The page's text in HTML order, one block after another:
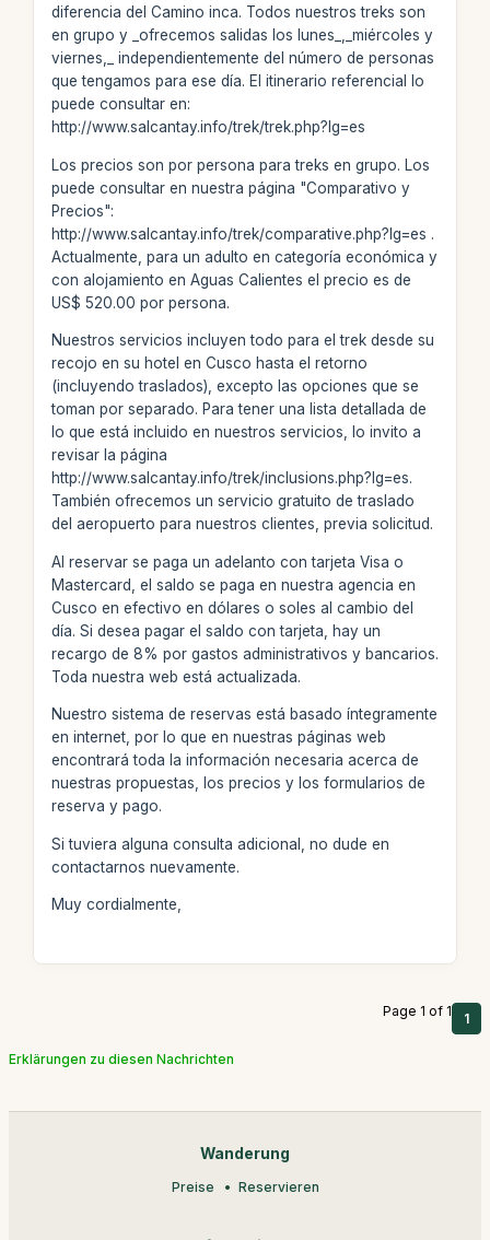
diferencia del Camino inca. Todos nuestros treks son
en grupo y _ofrecemos salidas los lunes_,_miércoles y
viernes,_ independientemente del número de personas
que tengamos para ese día. El itinerario referencial lo
puede consultar en:
http://www.salcantay.info/trek/trek.php?lg=es
Los precios son por persona para treks en grupo. Los
puede consultar en nuestra página "Comparativo y
Precios":
http://www.salcantay.info/trek/comparative.php?lg=es .
Actualmente, para un adulto en categoría económica y
con alojamiento en Aguas Calientes el precio es de
US$ 520.00 por persona.
Nuestros servicios incluyen todo para el trek desde su
recojo en su hotel en Cusco hasta el retorno
(incluyendo traslados), excepto las opciones que se
toman por separado. Para tener una lista detallada de
lo que está incluido en nuestros servicios, lo invito a
revisar la página
http://www.salcantay.info/trek/inclusions.php?lg=es.
También ofrecemos un servicio gratuito de traslado
del aeropuerto para nuestros clientes, previa solicitud.
Al reservar se paga un adelanto con tarjeta Visa o
Mastercard, el saldo se paga en nuestra agencia en
Cusco en efectivo en dólares o soles al cambio del
día. Si desea pagar el saldo con tarjeta, hay un
recargo de 8% por gastos administrativos y bancarios.
Toda nuestra web está actualizada.
Nuestro sistema de reservas está basado íntegramente
en internet, por lo que en nuestras páginas web
encontrará toda la información necesaria acerca de
nuestras propuestas, los precios y los formularios de
reserva y pago.
Si tuviera alguna consulta adicional, no dude en
contactarnos nuevamente.
Muy cordialmente,
Page 1 of 1 1
Erklärungen zu diesen Nachrichten
Wanderung
Preise Reservieren